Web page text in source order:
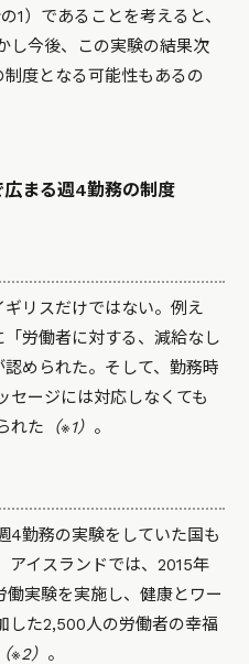
1）であることを考えると、
し今後、この実験の結果次
度となる可能性もあるの
まる週4勤務の制度
リスだけではない。例え
労働者に対する、減給なし
められた。そして、勤務時
セージには対応しなくても
れた （※1） 。
4勤務の実験をしていた国も
アイスランドでは、2015年
実験を実施し、健康とワー
した2,500人の労働者の幸福
（※2） 。